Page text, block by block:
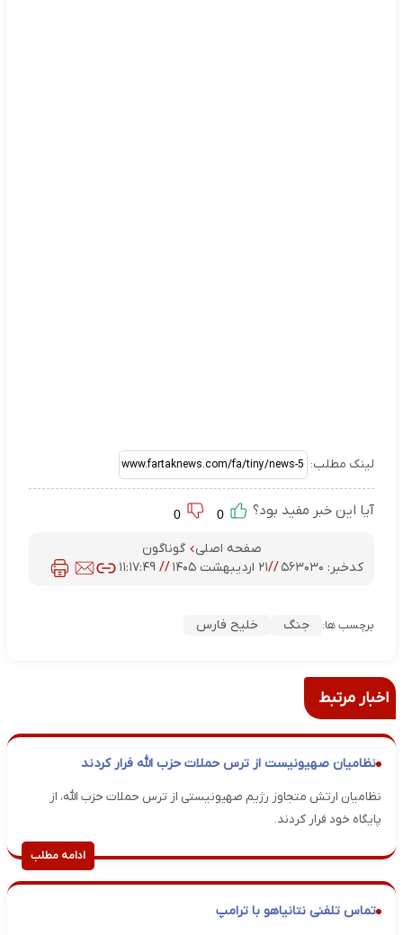
لینک مطلب:
آیا این خبر مفید بود؟
صفحه اصلی
گوناگون
کدخبر: ۵۶۳۰۳۰ //۲۱ اردیبهشت ۱۴۰۵ // ۱۱:۱۷:۴۹
برچسب ها: جنگ خلیح فارس
اخبار مرتبط
نظامیان صهیونیست از ترس حملات حزب الله فرار کردند
نظامیان ارتش متجاوز رژیم صهیونیستی از ترس حملات حزب الله، از
پایگاه خود فرار کردند.
ادامه مطلب
تماس تلفنی نتانیاهو با ترامپ